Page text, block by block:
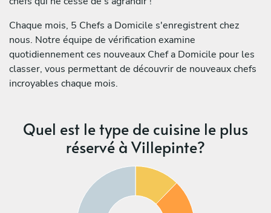
Chaque mois, 5 Chefs a Domicile s'enregistrent chez
nous. Notre équipe de vérification examine
quotidiennement ces nouveaux Chef a Domicile pour les
classer, vous permettant de découvrir de nouveaux chefs
incroyables chaque mois.
Quel est le type de cuisine le plus
réservé à Villepinte?